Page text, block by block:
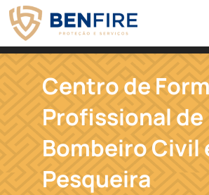
Centro de
Profissional de
Bombeiro Civil
Pesqueira